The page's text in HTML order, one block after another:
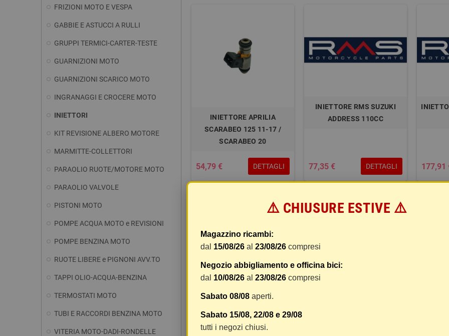
FRIZIONI MOTO E VESPA
GABBIE E ASTUCCI A RULLI
GRUPPI TERMICI-CARTER-TESTE
GUARNIZIONI MOTO
GUARNIZIONI SCARICO MOTO
INGRANAGGI E CROCERE MOTO
INIETTORI
KIT REVISIONE ALBERO MOTORE
MARMITTE-COLLETTORI
PARAOLIO RUOTE/MOTORE MOTO
PARAOLIO VALVOLE
PISTONI MOTO
POMPE ACQUA MOTO e REVISIONI
POMPE BENZINA MOTO
RUOTE LIBERE e PIGNONI AVV.TO
TAPPI OLIO-ACQUA-BENZINA
TERMOSTATI MOTO
TUBI E RACCORDI BENZINA MOTO
VITERIA MOTO-DADI-RONDELLE
INIETTORE APRILIA
SCARABEO 125 11-17 /
SCARABEO 20
54,79 € DETTAGLI
INIETTORE RMS SUZUKI
ADDRESS 110CC
77,35 € DETTAGLI 177,91
Visualizzati 1-7 su 7 articoli⚠️ CHIUSURE ESTIVE ⚠️
Magazzino ricambi:
dal 15/08/26 al 23/08/26 compresi
Negozio abbigliamento e officina bici:
dal 10/08/26 al 23/08/26 compresi
Sabato 08/08 aperti.
Sabato 15/08, 22/08 e 29/08
tutti i negozi chiusi.